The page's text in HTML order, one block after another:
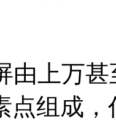
由上万
点组成